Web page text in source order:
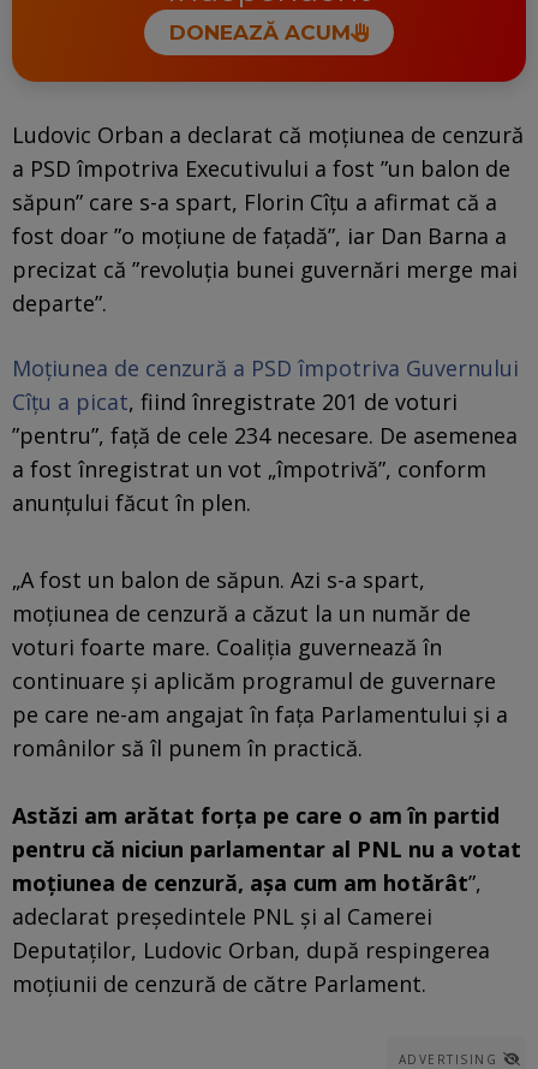
DONEAZĂ ACUM
Ludovic Orban a declarat că moţiunea de cenzură
a PSD împotriva Executivului a fost ”un balon de
săpun” care s-a spart, Florin Cîțu a afirmat că a
fost doar ”o moţiune de faţadă”, iar Dan Barna a
precizat că ”revoluţia bunei guvernări merge mai
departe”.
Moţiunea de cenzură a PSD împotriva Guvernului
Cîţu a picat, fiind înregistrate 201 de voturi
”pentru”, faţă de cele 234 necesare. De asemenea
a fost înregistrat un vot „împotrivă”, conform
anunţului făcut în plen.
„A fost un balon de săpun. Azi s-a spart,
moţiunea de cenzură a căzut la un număr de
voturi foarte mare. Coaliţia guvernează în
continuare şi aplicăm programul de guvernare
pe care ne-am angajat în faţa Parlamentului şi a
românilor să îl punem în practică.
Astăzi am arătat forţa pe care o am în partid
pentru că niciun parlamentar al PNL nu a votat
moţiunea de cenzură, aşa cum am hotărât”,
adeclarat președintele PNL și al Camerei
Deputaților, Ludovic Orban, după respingerea
moţiunii de cenzură de către Parlament.
ADVERTISING